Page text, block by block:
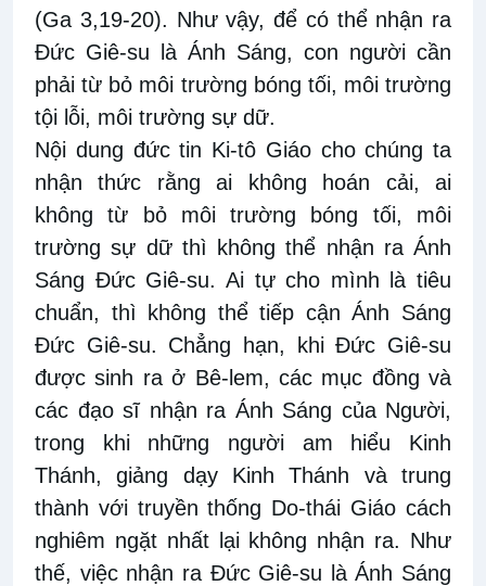
(Ga 3,19-20). Như vậy, để có thể nhận ra
Đức Giê-su là Ánh Sáng, con người cần
phải từ bỏ môi trường bóng tối, môi trường
tội lỗi, môi trường sự dữ.
Nội dung đức tin Ki-tô Giáo cho chúng ta
nhận thức rằng ai không hoán cải, ai
không từ bỏ môi trường bóng tối, môi
trường sự dữ thì không thể nhận ra Ánh
Sáng Đức Giê-su. Ai tự cho mình là tiêu
chuẩn, thì không thể tiếp cận Ánh Sáng
Đức Giê-su. Chẳng hạn, khi Đức Giê-su
được sinh ra ở Bê-lem, các mục đồng và
các đạo sĩ nhận ra Ánh Sáng của Người,
trong khi những người am hiểu Kinh
Thánh, giảng dạy Kinh Thánh và trung
thành với truyền thống Do-thái Giáo cách
nghiêm ngặt nhất lại không nhận ra. Như
thế, việc nhận ra Đức Giê-su là Ánh Sáng